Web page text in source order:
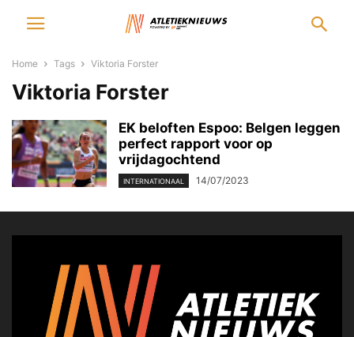
Home Tags Viktoria Forster
Viktoria Forster
EK beloften Espoo: Belgen leggen
perfect rapport voor op
vrijdagochtend
INTERNATIONAAL 14/07/2023